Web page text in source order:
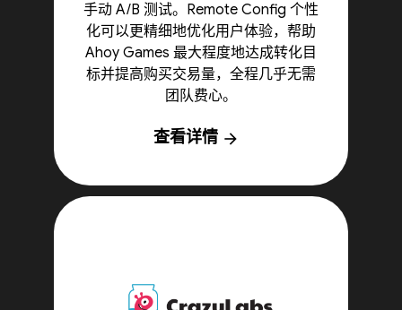
手动 A/B 测试。Remote Config 个性
化可以更精细地优化用户体验，帮助
Ahoy Games 最大程度地达成转化目
标并提高购买交易量，全程几乎无需
团队费心。
查看详情 arrow_forward